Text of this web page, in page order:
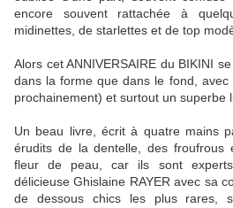
encore souvent rattachée à
midinettes, de starlettes et de top
Alors cet ANNIVERSAIRE du BIKINI
dans la forme que dans le fond,
prochainement) et surtout un superbe
Un beau livre, écrit à quatre mains
érudits de la dentelle, des froufrous
fleur de peau, car ils sont
délicieuse Ghislaine RAYER avec sa
de dessous chics les plus rares,